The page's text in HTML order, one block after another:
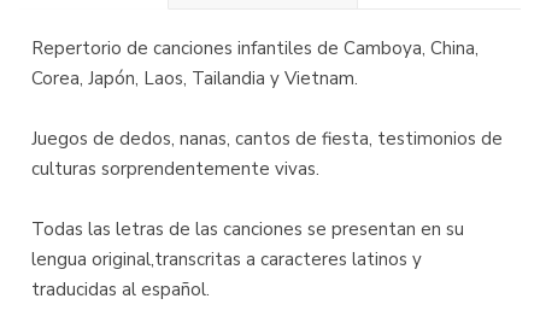
Repertorio de canciones infantiles de Camboya, China,
Corea, Japón, Laos, Tailandia y Vietnam.
Juegos de dedos, nanas, cantos de fiesta, testimonios de
culturas sorprendentemente vivas.
Todas las letras de las canciones se presentan en su
lengua original,transcritas a caracteres latinos y
traducidas al español.